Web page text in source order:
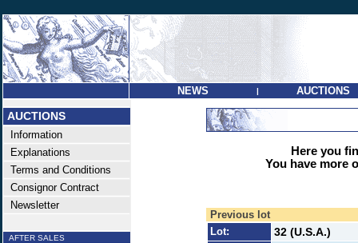
NEWS | AUCTIONS
AUCTIONS
Information
Explanations
Terms and Conditions
Consignor Contract
Newsletter
AFTER SALES
Here you
You have more
Previous lot
Lot:
32 (U.S.A.)